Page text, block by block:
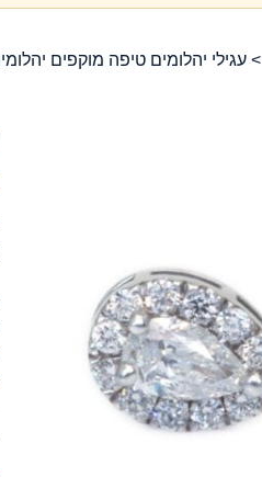
> עגילי יהלומים טיפה מוקפים